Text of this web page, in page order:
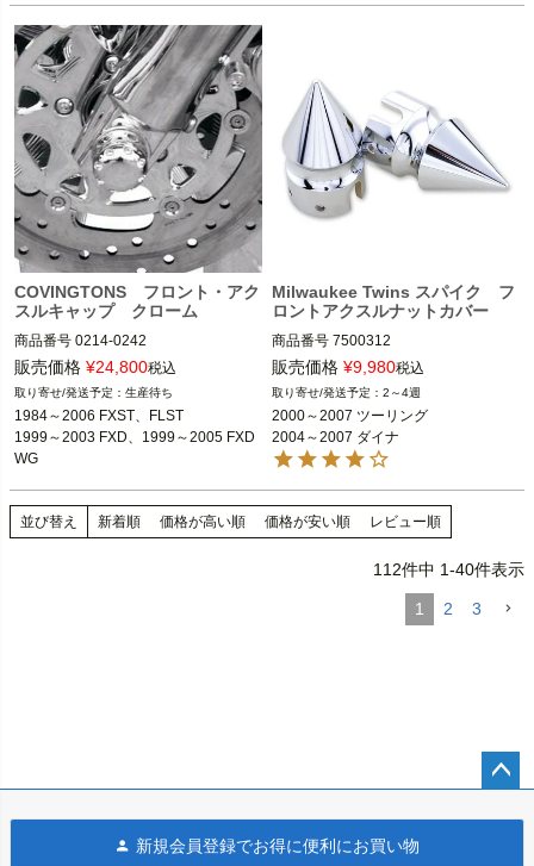
Covingtons（コビントン）
2008～2023 ツーリング、トライク
COVINGTONS フロント・アク
スルキャップ クローム
商品番号 0214-0242
1984～2006 FXST、FLST
Covingtons（コビントン）
販売価格 ¥24,800税込
生産待ち
1984～2006 FXST、FLST
1999～2003 FXD、1999～2005 FXD
WG
1988～2007 スポーツスター
Milwaukee Twins スパイク フ
ロントアクスルナットカバー
商品番号 7500312
2000～2007 ツーリング
※2004～2005 FXDWG、2007 FXDS
Eを除く
Milwaukee Twins(ミルウォーキーツイ
ンズ)
販売価格 ¥9,980税込
2～4週
2000～2007 ツーリング
2004～2007 ダイナ
並び替え 新着順 価格が高い順 価格が安い順 レビュー順
112件中 1-40件表示
1 2 3
新規会員登録でお得に便利にお買い物